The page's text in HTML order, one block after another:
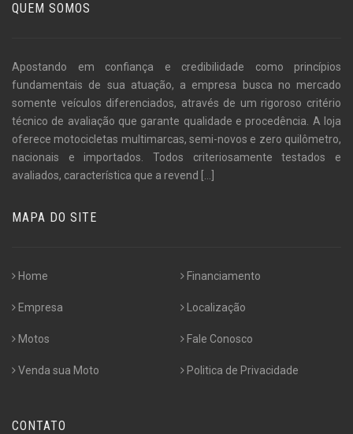
QUEM SOMOS
Apostando em confiança e credibilidade como princípios
fundamentais de sua atuação, a empresa busca no mercado
somente veículos diferenciados, através de um rigoroso critério
técnico de avaliação que garante qualidade e procedência. A loja
oferece motocicletas multimarcas, semi-novos e zero quilômetro,
nacionais e importados. Todos criteriosamente testados e
avaliados, característica que a revend
MAPA DO SITE
Home
Empresa
Motos
Venda sua Moto
Financiamento
Localização
Fale Conosco
Politica de Privacidade
CONTATO